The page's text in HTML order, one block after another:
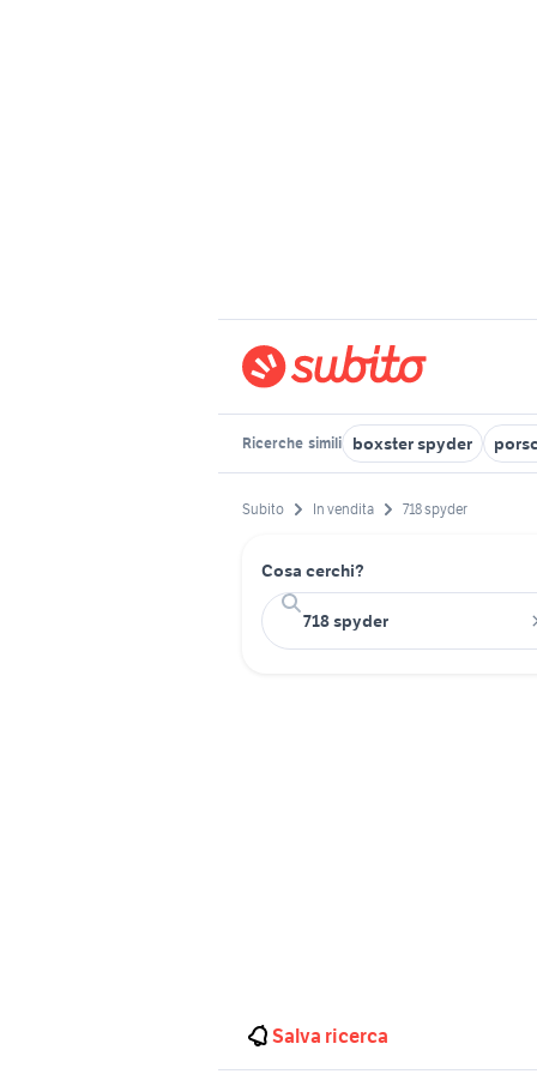
Ricerche simili boxster spyder
Subito In vendita 718 spyder
Cosa cerchi?
Salva ricerca